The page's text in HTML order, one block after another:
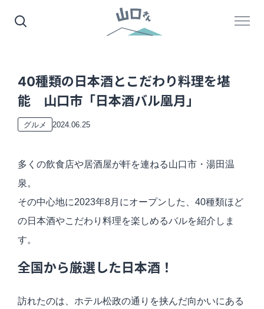
40種類の日本酒とこだわり料理を堪
能 山口市「日本酒バル凰月」
グルメ 2024.06.25
多くの飲食店や居酒屋が軒を連ねる山口市・湯田温
泉。
その中心地に2023年8月にオープンした、40種類ほど
の日本酒やこだわり料理を楽しめるバルを紹介しま
す。
全国から厳選した日本酒！
訪れたのは、ホテル松政の通りを挟んだ向かいにある